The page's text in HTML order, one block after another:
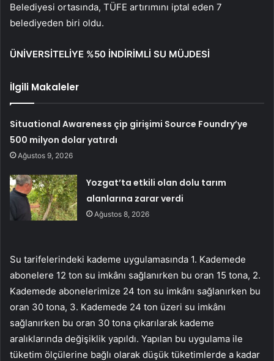
Belediyesi ortasında, TÜFE artırımını iptal eden 7
belediyeden biri oldu.
ÜNİVERSİTELİYE %50 İNDİRİMLİ SU MÜJDESİ
İlgili Makaleler
Situational Awareness çip girişimi Source Foundry’ye
500 milyon dolar yatırdı
Ağustos 9, 2026
Yozgat’ta etkili olan dolu tarım
alanlarına zarar verdi
Ağustos 8, 2026
Su tarifelerindeki kademe uygulamasında 1. Kademede
abonelere 12 ton su imkânı sağlanırken bu oran 15 tona, 2.
Kademede abonelerimize 24 ton su imkânı sağlanırken bu
oran 30 tona, 3. Kademede 24 ton üzeri su imkânı
sağlanırken bu oran 30 tona çıkarılarak kademe
aralıklarında değişiklik yapıldı. Yapılan bu uygulama ile
tüketim ölçülerine bağlı olarak düşük tüketimlerde a kadar